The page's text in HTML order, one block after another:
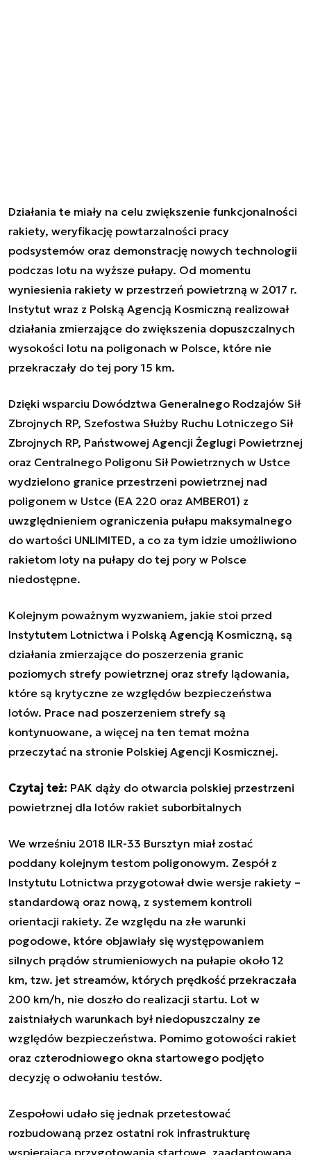
Działania te miały na celu zwiększenie funkcjonalności
rakiety, weryfikację powtarzalności pracy
podsystemów oraz demonstrację nowych technologii
podczas lotu na wyższe pułapy. Od momentu
wyniesienia rakiety w przestrzeń powietrzną w 2017 r.
Instytut wraz z Polską Agencją Kosmiczną realizował
działania zmierzające do zwiększenia dopuszczalnych
wysokości lotu na poligonach w Polsce, które nie
przekraczały do tej pory 15 km.
Dzięki wsparciu Dowództwa Generalnego Rodzajów Sił
Zbrojnych RP, Szefostwa Służby Ruchu Lotniczego Sił
Zbrojnych RP, Państwowej Agencji Żeglugi Powietrznej
oraz Centralnego Poligonu Sił Powietrznych w Ustce
wydzielono granice przestrzeni powietrznej nad
poligonem w Ustce (EA 220 oraz AMBER01) z
uwzględnieniem ograniczenia pułapu maksymalnego
do wartości UNLIMITED, a co za tym idzie umożliwiono
rakietom loty na pułapy do tej pory w Polsce
niedostępne.
Kolejnym poważnym wyzwaniem, jakie stoi przed
Instytutem Lotnictwa i Polską Agencją Kosmiczną, są
działania zmierzające do poszerzenia granic
poziomych strefy powietrznej oraz strefy lądowania,
które są krytyczne ze względów bezpieczeństwa
lotów. Prace nad poszerzeniem strefy są
kontynuowane, a więcej na ten temat można
przeczytać na stronie Polskiej Agencji Kosmicznej.
Czytaj też: PAK dąży do otwarcia polskiej przestrzeni
powietrznej dla lotów rakiet suborbitalnych
We wrześniu 2018 ILR-33 Bursztyn miał zostać
poddany kolejnym testom poligonowym. Zespół z
Instytutu Lotnictwa przygotował dwie wersje rakiety –
standardową oraz nową, z systemem kontroli
orientacji rakiety. Ze względu na złe warunki
pogodowe, które objawiały się występowaniem
silnych prądów strumieniowych na pułapie około 12
km, tzw. jet streamów, których prędkość przekraczała
200 km/h, nie doszło do realizacji startu. Lot w
zaistniałych warunkach był niedopuszczalny ze
względów bezpieczeństwa. Pomimo gotowości rakiet
oraz czterodniowego okna startowego podjęto
decyzję o odwołaniu testów.
Zespołowi udało się jednak przetestować
rozbudowaną przez ostatni rok infrastrukturę
wspierającą przygotowania startowe, zaadaptowaną